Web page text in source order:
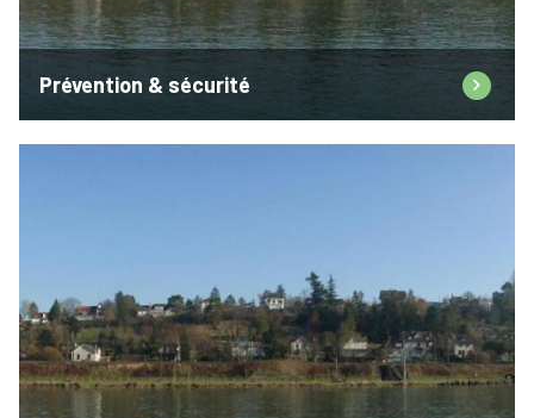
Prévention & sécurité